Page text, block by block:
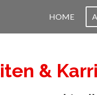
HOME
&